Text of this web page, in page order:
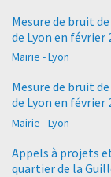
Mesure de bruit
de Lyon en février
Mairie - Lyon
Mesure de bruit
de Lyon en février
Mairie - Lyon
Appels à projets
quartier de la